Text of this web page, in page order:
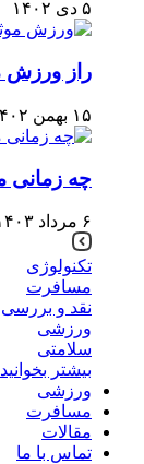
۵ دی ۱۴۰۲
راز ورزش
۱۵ بهمن ۱۴۰۲
چه زمانی
۶ مرداد ۱۴۰۳
تکنولوژی
مسافرت
نقد و بررسی
ورزشی
سلامتی
بیشتر بخوانید
ورزشی
مسافرت
مقالات
تماس با ما